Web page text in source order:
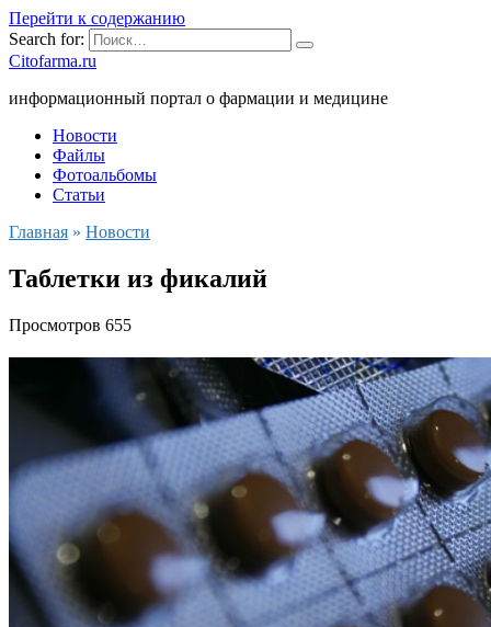
Перейти к содержанию
Search for:
Citofarma.ru
информационный портал о фармации и медицине
Новости
Файлы
Фотоальбомы
Статьи
Главная » Новости
Таблетки из фикалий
Просмотров 655